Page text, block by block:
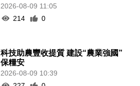
2026-08-09 11:05
214
0
科技助農豐收提質 建設“農業強國”
保糧安
2026-08-09 10:39